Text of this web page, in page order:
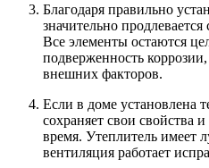
Благодаря правильно
значительно
Все элементы остаются
подверженность
внешних факторов.
Если в доме установлена
сохраняет свои свойства
время. Утеплитель имеет
вентиляция работает